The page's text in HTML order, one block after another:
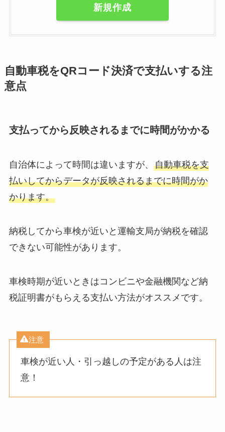
新規作成
自動車税をQRコード決済で支払いする注
意点
支払ってから反映されるまでに時間がかかる
自治体によって時間は違いますが、 自動車税を支
払いしてからデータが反映されるまでに時間がか
かります。
納税してから車検が近いと運輸支局が納税を確認
できない可能性があります。
車検時期が近いときはコンビニや金融機関など納
税証明書がもらえる支払い方法がオススメです。
注意
車検が近い人・引っ越しの予定がある人は注
意！